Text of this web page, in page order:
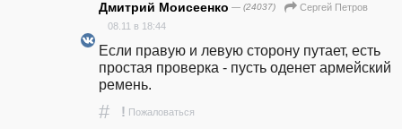
Дмитрий Моисеенко — (24037)
Сергей Петров
08.11 в 18:44
Если правую и левую сторону путает, есть
простая проверка - пусть оденет армейский
ремень.
# ! Пожаловаться